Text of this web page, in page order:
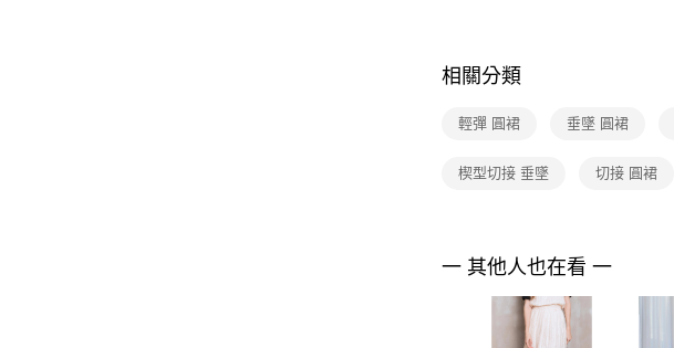
相關分類
輕彈 圓裙 垂墜 圓裙
楔型切接 垂墜 切接 圓裙
一 其他人也在看 一